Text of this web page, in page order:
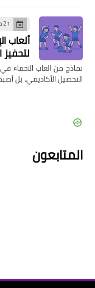
21 مايو 2025
نماذج من العاب الاحماء
التحصيل الأكاديمي، بل
المتابعون